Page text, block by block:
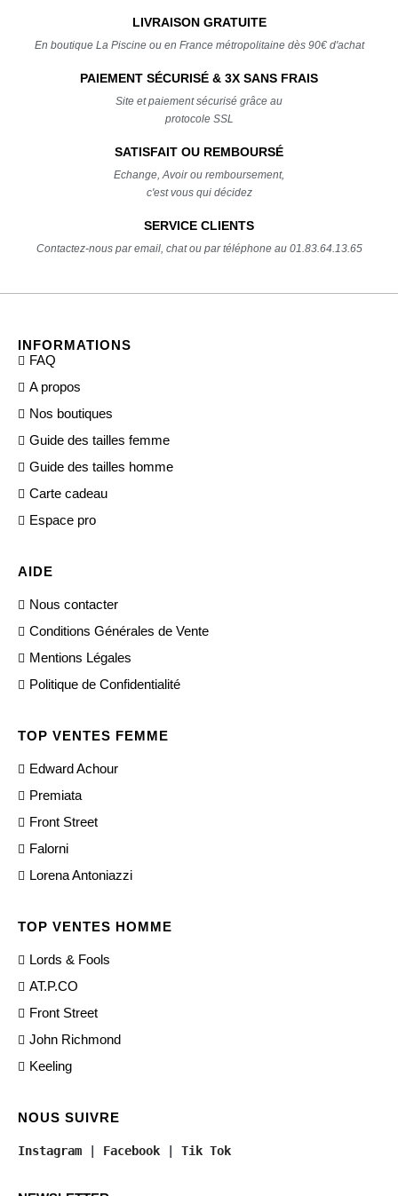
LIVRAISON GRATUITE
En boutique La Piscine ou en France métropolitaine dès 90€ d'achat
PAIEMENT SÉCURISÉ & 3X SANS FRAIS
Site et paiement sécurisé grâce au
protocole SSL
SATISFAIT OU REMBOURSÉ
Echange, Avoir ou remboursement,
c'est vous qui décidez
SERVICE CLIENTS
Contactez-nous par email, chat ou par téléphone au 01.83.64.13.65
INFORMATIONS
FAQ
A propos
Nos boutiques
Guide des tailles femme
Guide des tailles homme
Carte cadeau
Espace pro
AIDE
Nous contacter
Conditions Générales de Vente
Mentions Légales
Politique de Confidentialité
TOP VENTES FEMME
Edward Achour
Premiata
Front Street
Falorni
Lorena Antoniazzi
TOP VENTES HOMME
Lords & Fools
AT.P.CO
Front Street
John Richmond
Keeling
NOUS SUIVRE
Instagram Facebook Tik Tok